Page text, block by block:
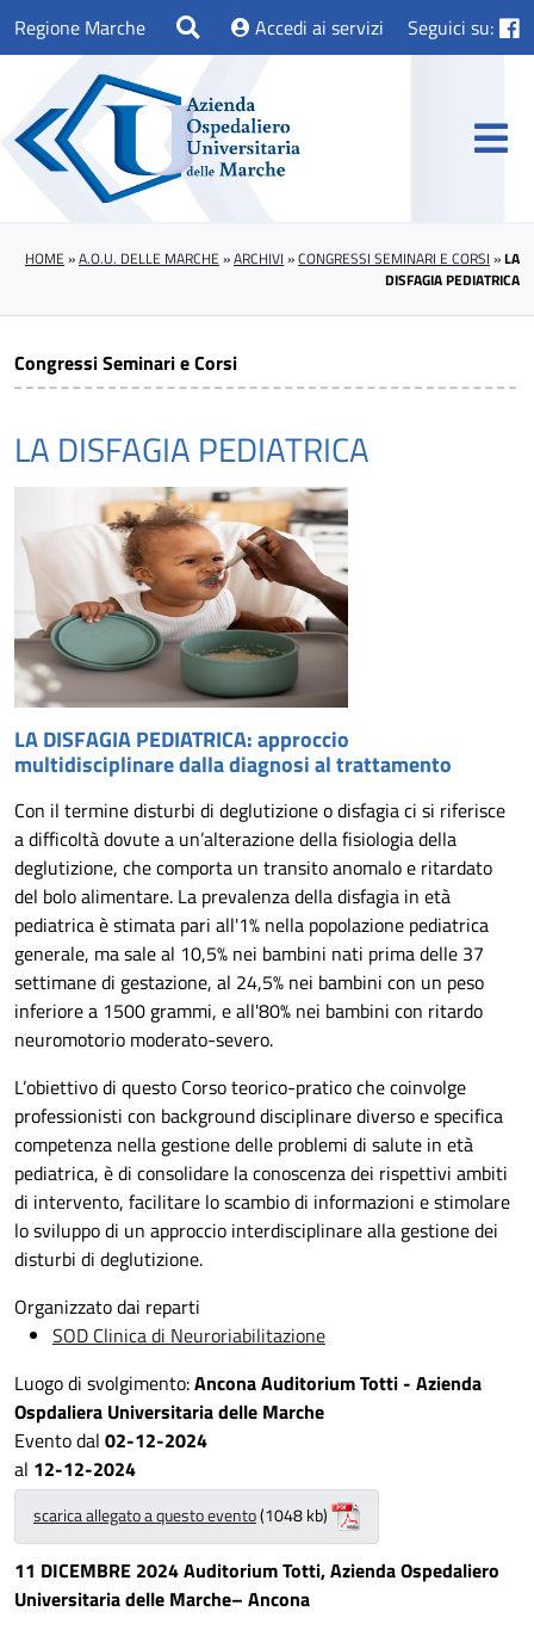
Regione Marche Accedi ai servizi Seguici su:
HOME »A.O.U. DELLE MARCHE »ARCHIVI »CONGRESSI SEMINARI E CORSI »LA
DISFAGIA PEDIATRICA
Congressi Seminari e Corsi
LA DISFAGIA PEDIATRICA
LA DISFAGIA PEDIATRICA: approccio
multidisciplinare dalla diagnosi al trattamento
Con il termine disturbi di deglutizione o disfagia ci si riferisce
a difficoltà dovute a un’alterazione della fisiologia della
deglutizione, che comporta un transito anomalo e ritardato
del bolo alimentare. La prevalenza della disfagia in età
pediatrica è stimata pari all'1% nella popolazione pediatrica
generale, ma sale al 10,5% nei bambini nati prima delle 37
settimane di gestazione, al 24,5% nei bambini con un peso
inferiore a 1500 grammi, e all'80% nei bambini con ritardo
neuromotorio moderato-severo.
L’obiettivo di questo Corso teorico-pratico che coinvolge
professionisti con background disciplinare diverso e specifica
competenza nella gestione delle problemi di salute in età
pediatrica, è di consolidare la conoscenza dei rispettivi ambiti
di intervento, facilitare lo scambio di informazioni e stimolare
lo sviluppo di un approccio interdisciplinare alla gestione dei
disturbi di deglutizione.
Organizzato dai reparti
SOD Clinica di Neuroriabilitazione
Luogo di svolgimento:Ancona Auditorium Totti - Azienda
Ospdaliera Universitaria delle Marche
Evento dal 02-12-2024
al 12-12-2024
scarica allegato a questo evento(1048 kb)
11 DICEMBRE 2024 Auditorium Totti, Azienda Ospedaliero
Universitaria delle Marche– Ancona